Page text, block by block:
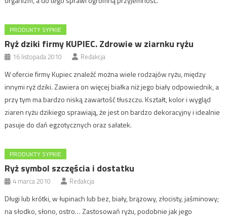
PRODUKTY SYPKIE
Ryż dziki firmy KUPIEC. Zdrowie w ziarnku ryżu
16 listopada 2010 Redakcja
W ofercie firmy Kupiec znaleźć można wiele rodzajów ryżu, między
innymi ryż dziki. Zawiera on więcej białka niż jego biały odpowiednik, a
przy tym ma bardzo niską zawartość tłuszczu. Kształt, kolor i wygląd
ziaren ryżu dzikiego sprawiają, że jest on bardzo dekoracyjny i idealnie
pasuje do dań egzotycznych oraz sałatek.
PRODUKTY SYPKIE
Ryż symbol szczęścia i dostatku
4 marca 2010 Redakcja
Długi lub krótki, w łupinach lub bez, biały, brązowy, złocisty, jaśminowy;
na słodko, słono, ostro… Zastosowań ryżu, podobnie jak jego